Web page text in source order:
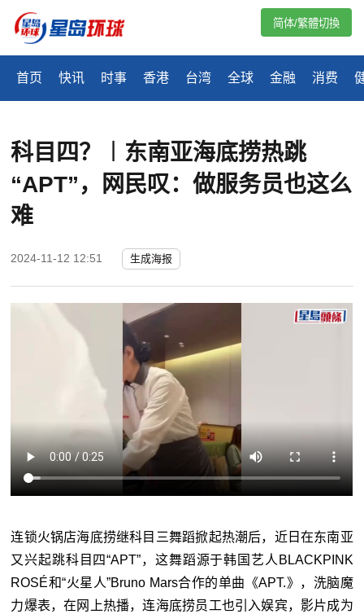
首页 快讯 时事 香港 台湾 全球 金融 消费
简体/繁體切換
科目四？︱东南亚海底捞热跳
“APT”，网民叹：做服务员也这么
难
2024-11-12 12:51 生成海报
连锁火锅店海底捞继科目三舞蹈掀起热潮后，近日在东南亚
又兴起跳科目四“APT”，这舞蹈源于韩国艺人BLACKPINK
ROSÉ和“火星人”Bruno Mars合作的单曲《APT.》，洗脑魔
力爆表，在网上热播，连海底捞员工也引入娱宾，影片成为